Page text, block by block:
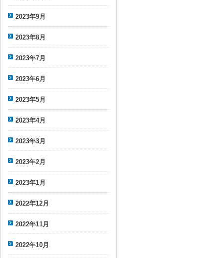
2023年9月
2023年8月
2023年7月
2023年6月
2023年5月
2023年4月
2023年3月
2023年2月
2023年1月
2022年12月
2022年11月
2022年10月